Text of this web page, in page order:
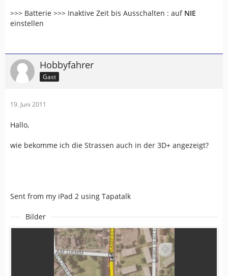
>>> Batterie >>> Inaktive Zeit bis Ausschalten : auf NIE
einstellen
Hobbyfahrer
Gast
19. Juni 2011
Hallo,
wie bekomme ich die Strassen auch in der 3D+ angezeigt?
Sent from my iPad 2 using Tapatalk
Bilder